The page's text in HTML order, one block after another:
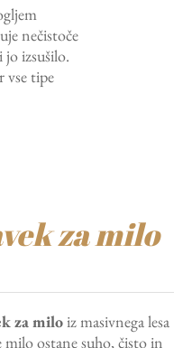
nečistoče
jo izsušilo.
vse tipe
za milo
za miloiz masivnega lesa
milo ostane suho, čisto in